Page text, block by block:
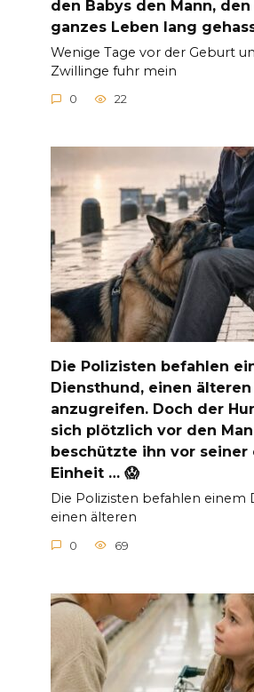
den Babys den Mann,
ganzes Leben lang
Wenige Tage vor der Geburt
Zwillinge fuhr mein
0 22
Die Polizisten befahlen
Diensthund, einen älteren
anzugreifen. Doch der
sich plötzlich vor den
beschützte ihn vor seiner
Einheit … 😱
Die Polizisten befahlen einem
einen älteren
0 69